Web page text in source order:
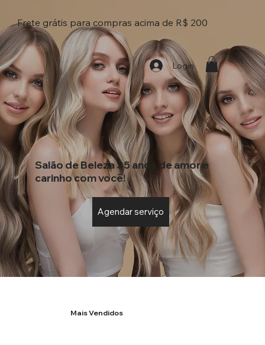
Frete grátis para compras acima de R$ 200
Login
Salão de Beleza 35 anos de amor e
carinho com você!
Agendar serviço
Mais Vendidos